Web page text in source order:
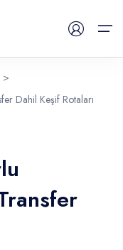
>
Dahil Keşif Rotaları